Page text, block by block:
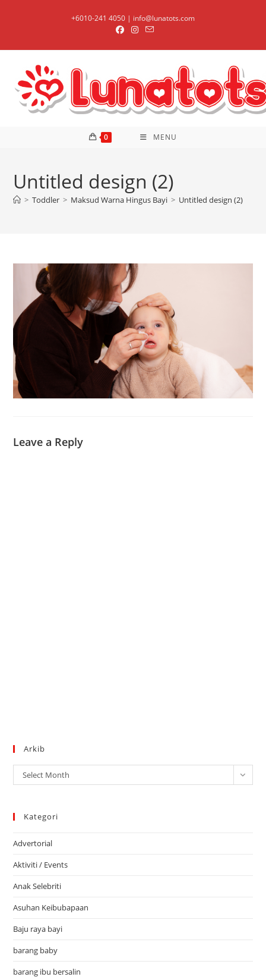
+6010-241 4050 | info@lunatots.com
0 MENU
Untitled design (2)
> Toddler > Maksud Warna Hingus Bayi > Untitled design (2)
Leave a Reply
Arkib
Arkib
Select Month
Kategori
Advertorial
Aktiviti / Events
Anak Selebriti
Asuhan Keibubapaan
Baju raya bayi
barang baby
barang ibu bersalin